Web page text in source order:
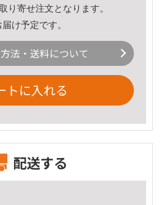
り寄せ注文となります。
け予定です。
法・送料について
トに入れる
配送する